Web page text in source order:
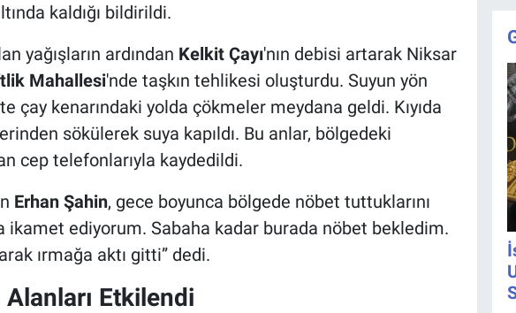
kaldığı bildirildi.
yağışların ardından Kelkit Çayı'nın debisi artarak Niksar
Mahallesi'nde taşkın tehlikesi oluşturdu. Suyun yön
çay kenarındaki yolda çökmeler meydana geldi. Kıyıda
sökülerek suya kapıldı. Bu anlar, bölgedeki
cep telefonlarıyla kaydedildi.
Erhan Şahin, gece boyunca bölgede nöbet tuttuklarını
ikamet ediyorum. Sabaha kadar burada nöbet bekledim.
ırmağa aktı gitti” dedi.
Alanları Etkilendi